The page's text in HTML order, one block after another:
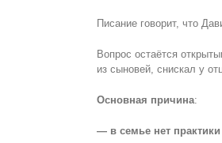
Писание говорит, что
Вопрос остаётся
из сыновей, снискал у
Основная причина:
— в семье нет